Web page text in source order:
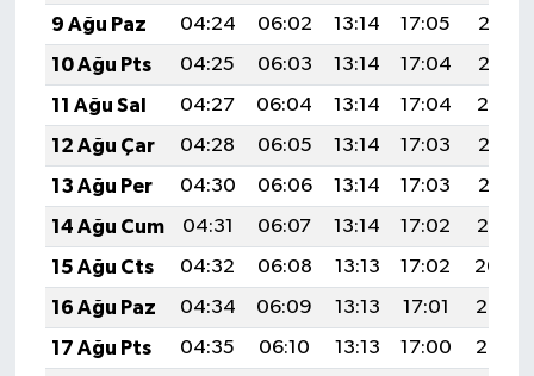
9 Ağu Paz
04:24 06:02 13:14 17:05
20:17
10 Ağu Pts
04:25 06:03 13:14 17:04
20:16
11 Ağu Sal
04:27 06:04 13:14 17:04
20:14
12 Ağu Çar
04:28 06:05 13:14 17:03
20:13
13 Ağu Per
04:30 06:06 13:14 17:03
20:12
14 Ağu Cum
04:31 06:07 13:14 17:02
20:10
15 Ağu Cts
04:32 06:08 13:13 17:02
20:09
16 Ağu Paz
04:34 06:09 13:13 17:01
20:08
17 Ağu Pts
04:35 06:10 13:13 17:00
20:06